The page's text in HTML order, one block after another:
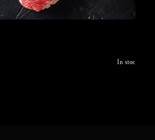
În stoc